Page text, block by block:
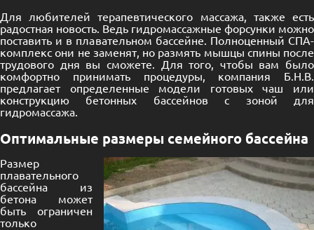
Для любителей терапевтического массажа, также есть
радостная новость. Ведь гидромассажные форсунки можно
поставить и в плавательном бассейне. Полноценный СПА-
комплекс они не заменят, но размять мышцы спины после
трудового дня вы сможете. Для того, чтобы вам было
комфортно принимать процедуры, компания Б.Н.В.
предлагает определенные модели готовых чаш или
конструкцию бетонных бассейнов с зоной для
гидромассажа.
Оптимальные размеры семейного бассейна
Размер
плавательного
бассейна из
бетона может
быть ограничен
только